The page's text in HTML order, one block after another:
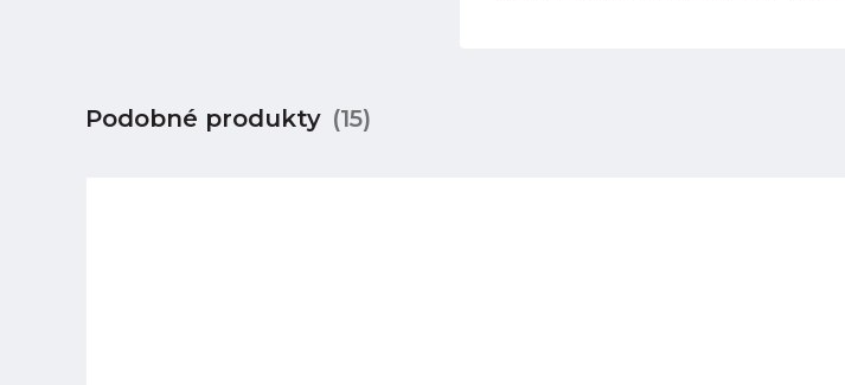
Podobné produkty (15)